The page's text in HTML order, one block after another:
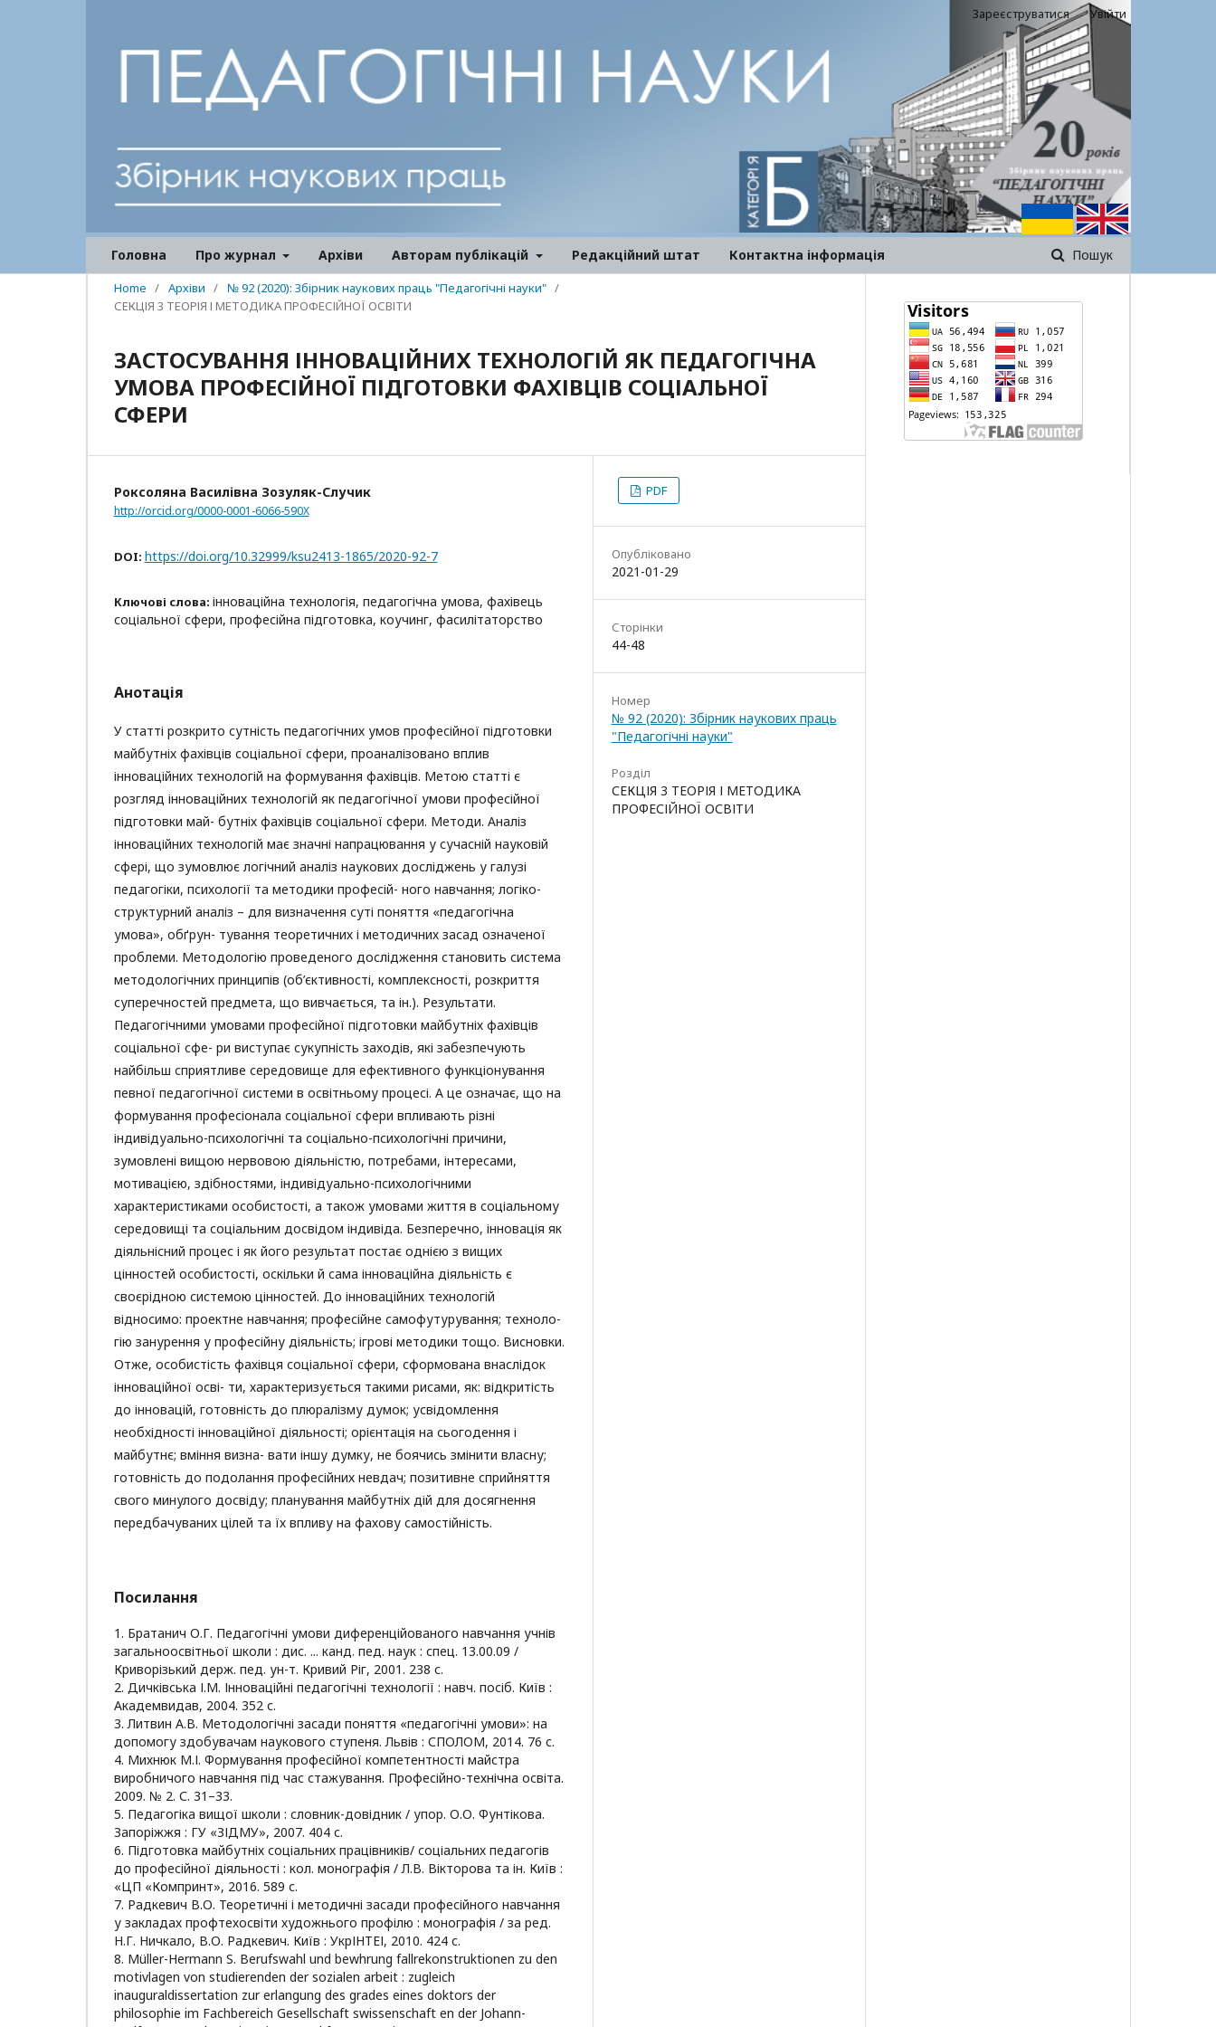
Головна Про журнал Архіви Авторам публікацій Редакційний штат Контактна інформація Пошук
Зареєструватися Увійти
Home / Архіви / № 92 (2020): Збірник наукових праць "Педагогічні науки" /
СЕКЦІЯ 3 ТЕОРІЯ І МЕТОДИКА ПРОФЕСІЙНОЇ ОСВІТИ
ЗАСТОСУВАННЯ ІННОВАЦІЙНИХ ТЕХНОЛОГІЙ ЯК ПЕДАГОГІЧНА
УМОВА ПРОФЕСІЙНОЇ ПІДГОТОВКИ ФАХІВЦІВ СОЦІАЛЬНОЇ
СФЕРИ
Роксоляна Василівна Зозуляк-Случик
http://orcid.org/0000-0001-6066-590X
DOI: https://doi.org/10.32999/ksu2413-1865/2020-92-7
Ключові слова: інноваційна технологія, педагогічна умова, фахівець
соціальної сфери, професійна підготовка, коучинг, фасилітаторство
Анотація
У статті розкрито сутність педагогічних умов професійної підготовки
майбутніх фахівців соціальної сфери, проаналізовано вплив
інноваційних технологій на формування фахівців. Метою статті є
розгляд інноваційних технологій як педагогічної умови професійної
підготовки май- бутніх фахівців соціальної сфери. Методи. Аналіз
інноваційних технологій має значні напрацювання у сучасній науковій
сфері, що зумовлює логічний аналіз наукових досліджень у галузі
педагогіки, психології та методики професій- ного навчання; логіко-
структурний аналіз – для визначення суті поняття «педагогічна
умова», обґрун- тування теоретичних і методичних засад означеної
проблеми. Методологію проведеного дослідження становить система
методологічних принципів (об’єктивності, комплексності, розкриття
суперечностей предмета, що вивчається, та ін.). Результати.
Педагогічними умовами професійної підготовки майбутніх фахівців
соціальної сфе- ри виступає сукупність заходів, які забезпечують
найбільш сприятливе середовище для ефективного функціонування
певної педагогічної системи в освітньому процесі. А це означає, що на
формування професіонала соціальної сфери впливають різні
індивідуально-психологічні та соціально-психологічні причини,
зумовлені вищою нервовою діяльністю, потребами, інтересами,
мотивацією, здібностями, індивідуально-психологічними
характеристиками особистості, а також умовами життя в соціальному
середовищі та соціальним досвідом індивіда. Безперечно, інновація як
діяльнісний процес і як його результат постає однією з вищих
цінностей особистості, оскільки й сама інноваційна діяльність є
своєрідною системою цінностей. До інноваційних технологій
відносимо: проектне навчання; професійне самофутурування; техноло-
гію занурення у професійну діяльність; ігрові методики тощо. Висновки.
Отже, особистість фахівця соціальної сфери, сформована внаслідок
інноваційної осві- ти, характеризується такими рисами, як: відкритість
до інновацій, готовність до плюралізму думок; усвідомлення
необхідності інноваційної діяльності; орієнтація на сьогодення і
майбутнє; вміння визна- вати іншу думку, не боячись змінити власну;
готовність до подолання професійних невдач; позитивне сприйняття
свого минулого досвіду; планування майбутніх дій для досягнення
передбачуваних цілей та їх впливу на фахову самостійність.
Посилання
1. Братанич О.Г. Педагогічні умови диференційованого навчання учнів
загальноосвітньої школи : дис. ... канд. пед. наук : спец. 13.00.09 /
Криворізький держ. пед. ун-т. Кривий Ріг, 2001. 238 с.
2. Дичківська І.М. Інноваційні педагогічні технології : навч. посіб. Київ :
Академвидав, 2004. 352 с.
3. Литвин А.В. Методологічні засади поняття «педагогічні умови»: на
допомогу здобувачам наукового ступеня. Львів : СПОЛОМ, 2014. 76 с.
4. Михнюк М.І. Формування професійної компетентності майстра
виробничого навчання під час стажування. Професійно-технічна освіта.
2009. № 2. С. 31–33.
5. Педагогіка вищої школи : словник-довідник / упор. О.О. Фунтікова.
Запоріжжя : ГУ «ЗІДМУ», 2007. 404 с.
6. Підготовка майбутніх соціальних працівників/ соціальних педагогів
до професійної діяльності : кол. монографія / Л.В. Вікторова та ін. Київ :
«ЦП «Компринт», 2016. 589 с.
7. Радкевич В.О. Теоретичні і методичні засади професійного навчання
у закладах профтехосвіти художнього профілю : монографія / за ред.
Н.Г. Ничкало, В.О. Радкевич. Київ : УкрІНТЕІ, 2010. 424 с.
8. Müller-Hermann S. Berufswahl und bewhrung fallrekonstruktionen zu den
motivlagen von studierenden der sozialen arbeit : zugleich
inauguraldissertation zur erlangung des grades eines doktors der
philosophie im Fachbereich Gesellschaft swissenschaft en der Johann-
PDF
Опубліковано
2021-01-29
Сторінки
44-48
Номер
№ 92 (2020): Збірник наукових праць
"Педагогічні науки"
Розділ
СЕКЦІЯ 3 ТЕОРІЯ І МЕТОДИКА
ПРОФЕСІЙНОЇ ОСВІТИ